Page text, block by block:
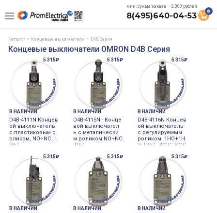
мин. сумма заказа — 2.000 рублей
8(495)640-04-53 0
Каталог Концевые выключатели D4B Серия
Концевые выключатели OMRON D4B Серия
5 315₽
В НАЛИЧИИ
D4B-4111N Концев
ой выключатель
c пластиковым р
оликом, NO+NC , I
P67
5 315₽
В НАЛИЧИИ
D4B-4115N - Конце
вой выключател
ь с металически
м роликом NO+NC
IP67
5 315₽
В НАЛИЧИИ
D4B-4116N Концев
ой выключатель
c регулируемым
роликом, 1НО+1Н
З, IP67, -40°C÷80°C
5 315₽
В НАЛИЧИИ
5 315₽
В НАЛИЧИИ
5 315₽
В НАЛИЧИИ